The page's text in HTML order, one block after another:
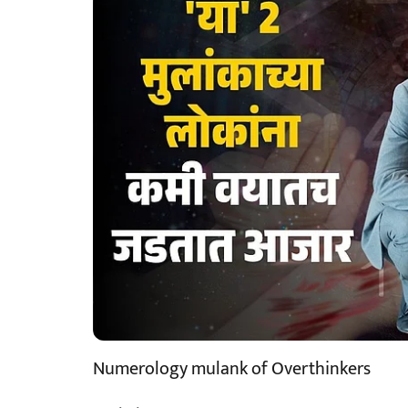
Numerology mulank of Overthinkers